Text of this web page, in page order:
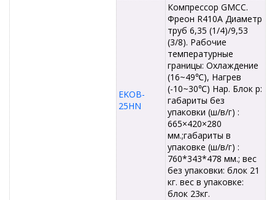
EKOB-
25HN
Компрессор GMCC.
Фреон R410A Диаметр
труб 6,35 (1/4)/9,53
(3/8). Рабочие
температурные
границы: Охлаждение
(16~49℃), Нагрев
(-10~30℃) Нар. Блок р:
габариты без
упаковки (ш/в/г) :
665×420×280
мм.;габариты в
упаковке (ш/в/г) :
760*343*478 мм.; вес
без упаковки: блок 21
кг. вес в упаковке:
блок 23кг.